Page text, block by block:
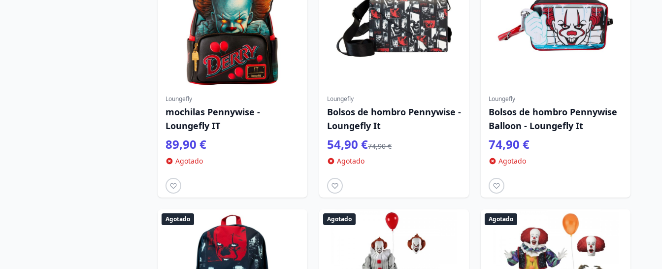
Loungefly
mochilas Pennywise -
Loungefly IT
89,90 €
Agotado
Loungefly
Bolsos de hombro Pennywise -
Loungefly It
54,90 €74,90 €
Agotado
Loungefly
Bolsos de hombro Pennywise
Balloon - Loungefly It
74,90 €
Agotado
Agotado Agotado Agotado